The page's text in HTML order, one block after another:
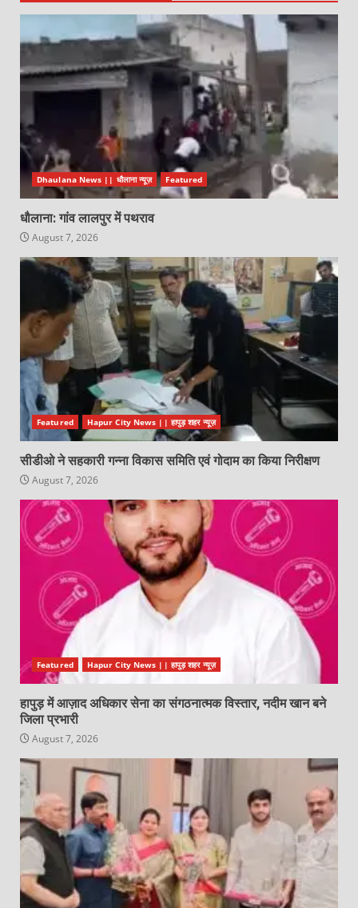
Dhaulana News || धौलाना न्यूज़ Featured
धौलाना: गांव लालपुर में पथराव
August 7, 2026
Featured Hapur City News || हापुड़ शहर न्यूज़
सीडीओ ने सहकारी गन्ना विकास समिति एवं गोदाम का किया निरीक्षण
August 7, 2026
Featured Hapur City News || हापुड़ शहर न्यूज़
हापुड़ में आज़ाद अधिकार सेना का संगठनात्मक विस्तार, नदीम खान बने
जिला प्रभारी
August 7, 2026